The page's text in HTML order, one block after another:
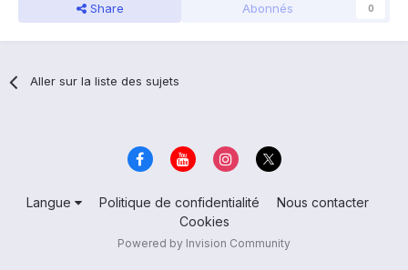
Share Abonnés 0
Aller sur la liste des sujets
Langue Politique de confidentialité
Nous contacter
Cookies
Powered by Invision Community